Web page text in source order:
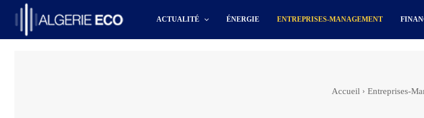
ACTUALITÉ ÉNERGIE ENTREPRISES-MANAGEMENT
Accueil Entreprises-